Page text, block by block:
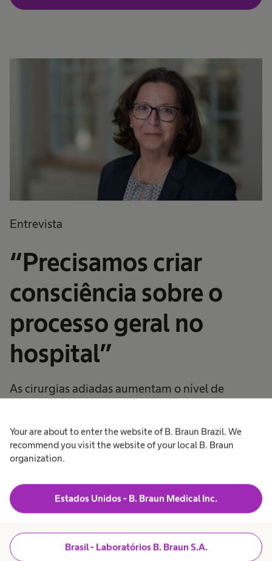
Your are about to enter the website of B. Braun Brazil. We
recommend you visit the website of your local B. Braun
organization.
Estados Unidos - B. Braun Medical Inc.
Brasil - Laboratórios B. Braun S.A.
Entrevista
“Precisamos criar
consciência sobre o
processo geral no
hospital”
As cirurgias adiadas aumentam o nível de
Klein, Diretora Executiva da consultoria
DIOMEDES, adota uma abordagem sistemática
para resolver este problema. As ofertas
elementos fundamentais nesse contexto.
Saiba mais